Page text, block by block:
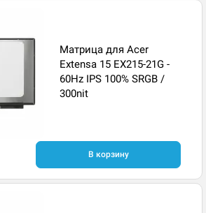
Матрица для Acer
Extensa 15 EX215-21G -
60Hz IPS 100% SRGB /
300nit
В корзину